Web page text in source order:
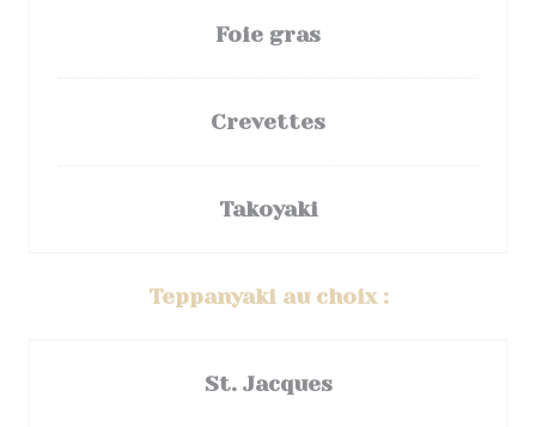
Foie gras
Crevettes
Takoyaki
Teppanyaki au choix :
St. Jacques